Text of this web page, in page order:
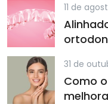
11 de
31 de
Como